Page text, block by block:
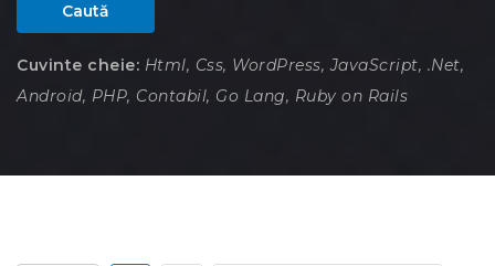
Caută
Cuvinte cheie: Html, Css, WordPress, JavaScript, .Net,
Android, PHP, Contabil, Go Lang, Ruby on Rails